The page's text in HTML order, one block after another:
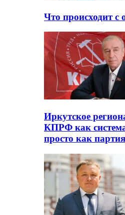
Что происходит с
Иркутское
КПРФ как
просто как партия